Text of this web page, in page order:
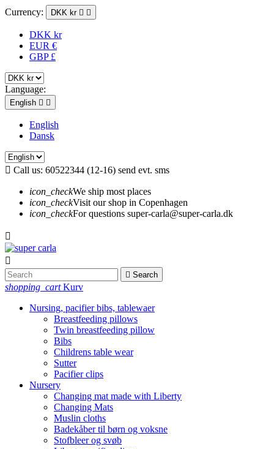
Currency: DKK kr  
DKK kr
EUR €
GBP £
Language:
English  
English
Dansk
 Call us: 60522344 (12-16) send evt. sms
icon_checkWe ship most places
icon_checkVisit our shop in Copenhagen
icon_checkFor questions super-carla@super-carla.dk


 Search
shopping_cart Kurv
Nursing, pacifier bibs, tablewaer
Breastfeeding pillows
Twin breastfeeding pillow
Bibs
Childrens table wear
Sutter
Pacifier clips
Nursery
Changing mat made with Liberty
Changing Mats
Muslin cloths
Badekåber til børn og voksne
Stofbleer og svøb